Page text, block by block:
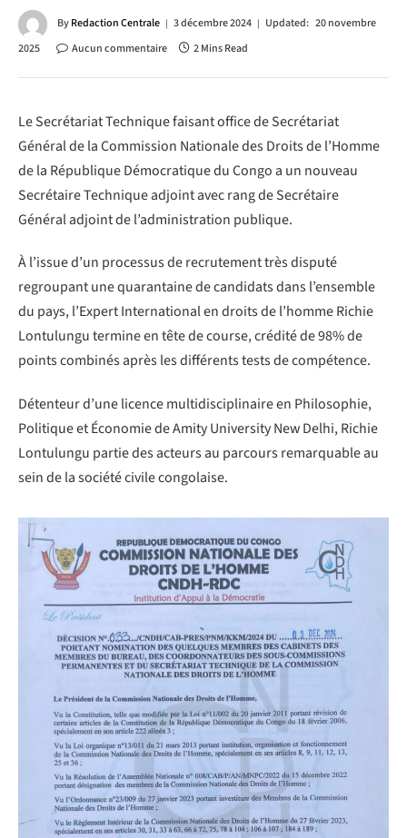
ByRedaction Centrale 3 décembre 2024 Updated: 20 novembre
2025
Aucun commentaire 2 Mins Read
Le Secrétariat Technique faisant office de Secrétariat
Général de la Commission Nationale des Droits de l’Homme
de la République Démocratique du Congo a un nouveau
Secrétaire Technique adjoint avec rang de Secrétaire
Général adjoint de l’administration publique.
À l’issue d’un processus de recrutement très disputé
regroupant une quarantaine de candidats dans l’ensemble
du pays, l’Expert International en droits de l’homme Richie
Lontulungu termine en tête de course, crédité de 98% de
points combinés après les différents tests de compétence.
Détenteur d’une licence multidisciplinaire en Philosophie,
Politique et Économie de Amity University New Delhi, Richie
Lontulungu partie des acteurs au parcours remarquable au
sein de la société civile congolaise.